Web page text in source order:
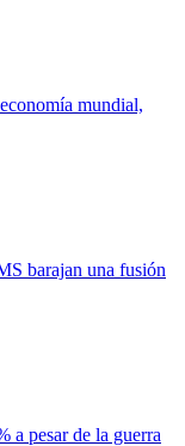
mundial,
barajan una fusión
a pesar de la guerra